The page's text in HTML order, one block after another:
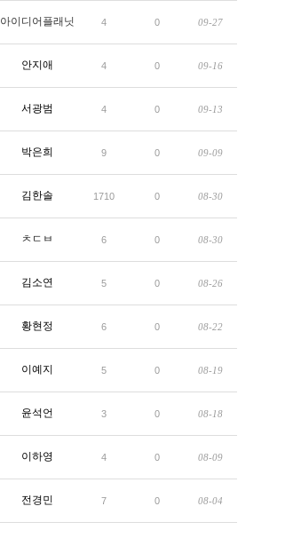
아이디어플래닛 4 0 09-27
안지애 4 0 09-16
서광범 4 0 09-13
박은희 9 0 09-09
김한솔 1710 0 08-30
ㅊㄷㅂ 6 0 08-30
김소연 5 0 08-26
황현정 6 0 08-22
이예지 5 0 08-19
윤석언 3 0 08-18
이하영 4 0 08-09
전경민 7 0 08-04